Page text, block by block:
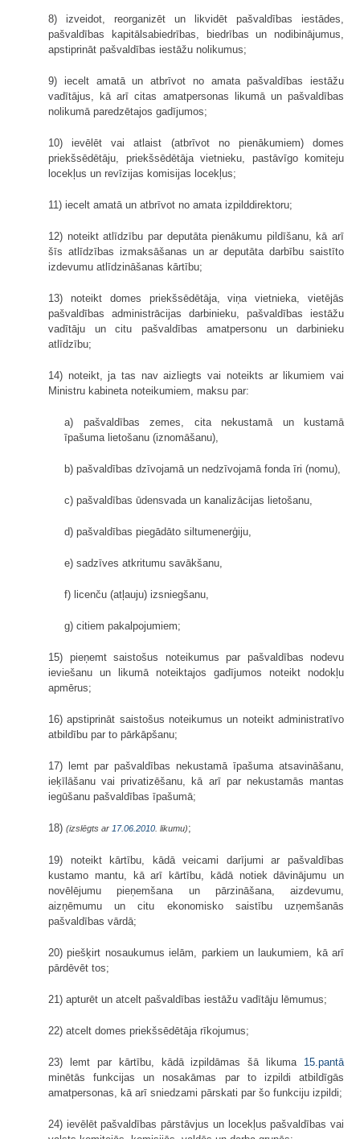
8) izveidot, reorganizēt un likvidēt pašvaldības iestādes,
pašvaldības kapitālsabiedrības, biedrības un nodibinājumus,
apstiprināt pašvaldības iestāžu nolikumus;
9) iecelt amatā un atbrīvot no amata pašvaldības iestāžu
vadītājus, kā arī citas amatpersonas likumā un pašvaldības
nolikumā paredzētajos gadījumos;
10) ievēlēt vai atlaist (atbrīvot no pienākumiem) domes
priekšsēdētāju, priekšsēdētāja vietnieku, pastāvīgo komiteju
locekļus un revīzijas komisijas locekļus;
11) iecelt amatā un atbrīvot no amata izpilddirektoru;
12) noteikt atlīdzību par deputāta pienākumu pildīšanu, kā arī
šīs atlīdzības izmaksāšanas un ar deputāta darbību saistīto
izdevumu atlīdzināšanas kārtību;
13) noteikt domes priekšsēdētāja, viņa vietnieka, vietējās
pašvaldības administrācijas darbinieku, pašvaldības iestāžu
vadītāju un citu pašvaldības amatpersonu un darbinieku
atlīdzību;
14) noteikt, ja tas nav aizliegts vai noteikts ar likumiem vai
Ministru kabineta noteikumiem, maksu par:
a) pašvaldības zemes, cita nekustamā un kustamā
īpašuma lietošanu (iznomāšanu),
b) pašvaldības dzīvojamā un nedzīvojamā fonda īri (nomu),
c) pašvaldības ūdensvada un kanalizācijas lietošanu,
d) pašvaldības piegādāto siltumenerģiju,
e) sadzīves atkritumu savākšanu,
f) licenču (atļauju) izsniegšanu,
g) citiem pakalpojumiem;
15) pieņemt saistošus noteikumus par pašvaldības nodevu
ieviešanu un likumā noteiktajos gadījumos noteikt nodokļu
apmērus;
16) apstiprināt saistošus noteikumus un noteikt administratīvo
atbildību par to pārkāpšanu;
17) lemt par pašvaldības nekustamā īpašuma atsavināšanu,
ieķīlāšanu vai privatizēšanu, kā arī par nekustamās mantas
iegūšanu pašvaldības īpašumā;
18) (izslēgts ar 17.06.2010 . likumu);
19) noteikt kārtību, kādā veicami darījumi ar pašvaldības
kustamo mantu, kā arī kārtību, kādā notiek dāvinājumu un
novēlējumu pieņemšana un pārzināšana, aizdevumu,
aizņēmumu un citu ekonomisko saistību uzņemšanās
pašvaldības vārdā;
20) piešķirt nosaukumus ielām, parkiem un laukumiem, kā arī
pārdēvēt tos;
21) apturēt un atcelt pašvaldības iestāžu vadītāju lēmumus;
22) atcelt domes priekšsēdētāja rīkojumus;
23) lemt par kārtību, kādā izpildāmas šā likuma 15.pantā
minētās funkcijas un nosakāmas par to izpildi atbildīgās
amatpersonas, kā arī sniedzami pārskati par šo funkciju izpildi;
24) ievēlēt pašvaldības pārstāvjus un locekļus pašvaldības vai